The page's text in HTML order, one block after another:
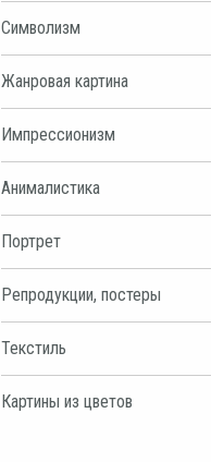
Символизм
Жанровая картина
Импрессионизм
Анималистика
Портрет
Репродукции, постеры
Текстиль
Картины из цветов